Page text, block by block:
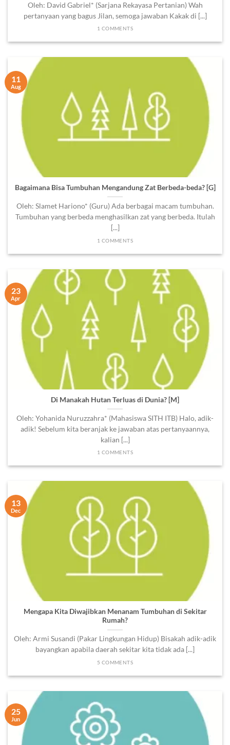
Oleh: David Gabriel* (Sarjana Rekayasa Pertanian) Wah
pertanyaan yang bagus Jilan, semoga jawaban Kakak di [...]
1 COMMENTS
Bagaimana Bisa Tumbuhan Mengandung Zat Berbeda-beda? [G]
Oleh: Slamet Hariono* (Guru) Ada berbagai macam tumbuhan.
Tumbuhan yang berbeda menghasilkan zat yang berbeda. Itulah
[...]
1 COMMENTS
11
Aug
Di Manakah Hutan Terluas di Dunia? [M]
Oleh: Yohanida Nuruzzahra* (Mahasiswa SITH ITB) Halo, adik-
adik! Sebelum kita beranjak ke jawaban atas pertanyaannya,
kalian [...]
1 COMMENTS
23
Apr
Mengapa Kita Diwajibkan Menanam Tumbuhan di Sekitar
Rumah?
Oleh: Armi Susandi (Pakar Lingkungan Hidup) Bisakah adik-adik
bayangkan apabila daerah sekitar kita tidak ada [...]
5 COMMENTS
13
Dec
25
Jun